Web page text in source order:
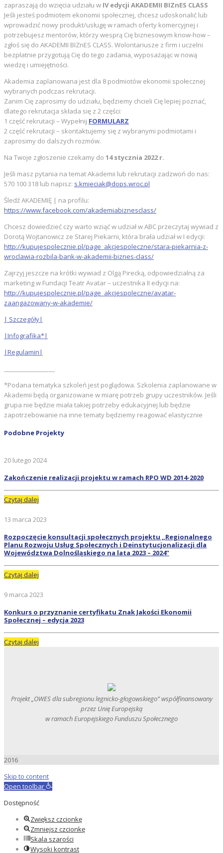
zapraszają do wzięcia udziału w IV edycji AKADEMII BIZnES CLASS
Jeśli jesteś podmiotem ekonomii społecznej, chcesz udoskonalić lub
wprowadzić nowy produkt/usługę w ramach oferty komercyjnej i
potrzebujesz mentorów, którzy wesprą Cię biznesowym know-how –
zgłoś się do AKADEMII BIZnES CLASS. Wolontariusze z firm i uczelni
bezpłatnie przygotują Cię do tego zadania, wyposażając w nową
wiedzę i umiejętności.
Akademia zaplanowana jest dla 8 podmiotów ekonomii społecznej
wybranych podczas rekrutacji.
Zanim Cię zaprosimy do udziału, będziemy chcieli Cię lepiej poznać,
dlatego rekrutacja składa się z 2 części:
1 część rekrutacji – Wypełnij FORMULARZ
2 część rekrutacji – skontaktujemy się z wybranymi podmiotami i
zaprosimy do dalszych rozmów.
Na Twoje zgłoszenie czekamy do 14 stycznia 2022 r.
Jeśli masz pytania na temat Akademii lub rekrutacji zadzwoń do nas:
570 100 318 lub napisz: s.kmieciak@dops.wroc.pl
Śledź AKADEMIĘ | na profilu:
https://www.facebook.com/akademiabiznesclass/
Chcesz dowiedzieć czy warto wziąć w udział w ABC przeczytaj wywiad z
Dorotą Wojtanowicz ze Starej Piekarni, która brała udział w I edycji:
http://kupujespolecznie.pl/page_akcjespoleczne/stara-piekarnia-z-
wroclawia-rozbila-bank-w-akademii-biznes-class/
Zajrzyj jeszcze na krótki wywiad z Olgą Pirecką, odpowiedzialną za
marketing w Fundacji Teatr Avatar – uczestnika II edycji na:
http://kupujespolecznie.pl/page_akcjespoleczne/avatar-
zaangazowany-w-akademie/
| Szczegóły|
|Infografika*|
|Regulamin|
*Podana tematyka szkoleń jest poglądowa. Szkolenia zaplanowane w
Akademii będą organizowane w miarę potrzeb grupy uczestników. Jeśli
grupa nie będzie miała takiej potrzeby edukacyjnej lub będzie
zapotrzebowanie na inne tematy będziemy reagować elastycznie
Podobne Projekty
20 lutego 2024
Zakończenie realizacji projektu w ramach RPO WD 2014-2020
Czytaj dalej
13 marca 2023
Rozpoczęcie konsultacji społecznych projektu „Regionalnego
Planu Rozwoju Usług Społecznych i Deinstytucjonalizacji dla
Województwa Dolnośląskiego na lata 2023 – 2024”
Czytaj dalej
9 marca 2023
Konkurs o przyznanie certyfikatu Znak Jakości Ekonomii
Społecznej – edycja 2023
Czytaj dalej
Projekt „OWES dla subregionu legnicko-głogowskiego” współfinansowany
przez Unię Europejską
w ramach Europejskiego Funduszu Społecznego
2016
Skip to content
Open toolbar
Dostępność
Zwiększ czcionkę
Zmniejsz czcionkę
Skala szarości
Wysoki kontrast